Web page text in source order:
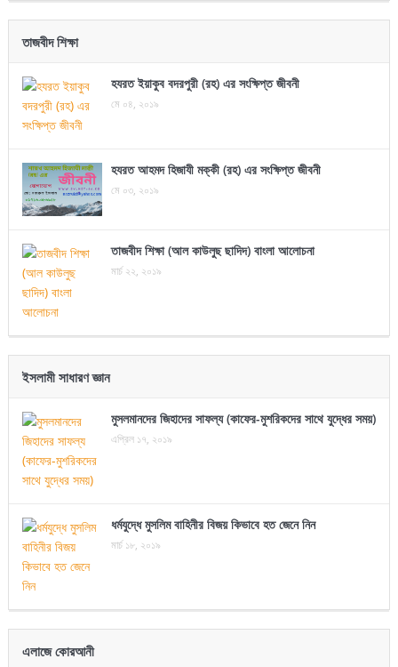
তাজবীদ শিক্ষা
হযরত ইয়াকুব বদরপুরী (রহ) এর সংক্ষিপ্ত জীবনী
মে ০৪, ২০১৯
হযরত আহমদ হিজাযী মক্কী (রহ) এর সংক্ষিপ্ত জীবনী
মে ০৩, ২০১৯
তাজবীদ শিক্ষা (আল কাউলুছ ছাদিদ) বাংলা আলোচনা
মার্চ ২২, ২০১৯
ইসলামী সাধারণ জ্ঞান
মুসলমানদের জিহাদের সাফল্য (কাফের-মুশরিকদের সাথে যুদ্ধের সময়)
এপ্রিল ১৭, ২০১৯
ধর্মযুদ্ধে মুসলিম বাহিনীর বিজয় কিভাবে হত জেনে নিন
মার্চ ১৮, ২০১৯
এলাজে কোরআনী